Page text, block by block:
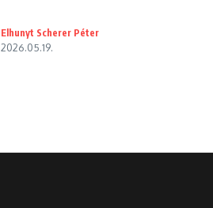
Elhunyt Scherer Péter
2026.05.19.